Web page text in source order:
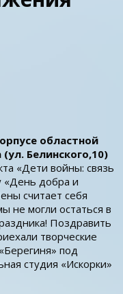
областной
Белинского,10)
«Дети войны: связь
«День добра и
считает себя
не могли остаться в
Поздравить
творческие
под
студия «Искорки»